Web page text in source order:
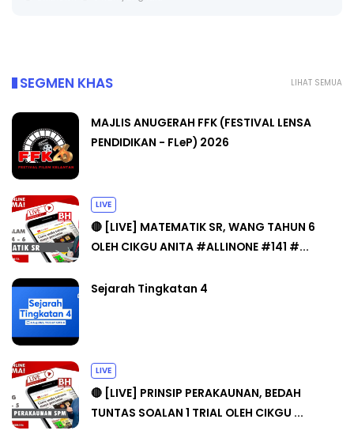
LIHAT SEMUA
SEGMEN KHAS
MAJLIS ANUGERAH FFK (FESTIVAL LENSA
PENDIDIKAN - FLeP) 2026
LIVE
🔴 [LIVE] MATEMATIK SR, WANG TAHUN 6
OLEH CIKGU ANITA #ALLINONE #141 #...
Sejarah Tingkatan 4
LIVE
🔴 [LIVE] PRINSIP PERAKAUNAN, BEDAH
TUNTAS SOALAN 1 TRIAL OLEH CIKGU ...